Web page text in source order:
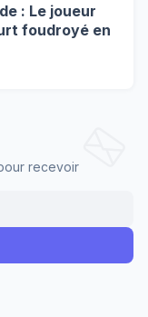
: Le joueur
foudroyé en
recevoir